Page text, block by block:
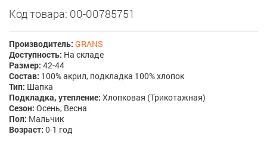
Код товара: 00-00785751
Производитель: GRANS
Доступность: На складе
Размер: 42-44
Состав: 100% акрил, подкладка 100% хлопок
Тип: Шапка
Подкладка, утепление: Хлопковая (Трикотажная)
Сезон: Осень, Весна
Пол: Мальчик
Возраст: 0-1 год